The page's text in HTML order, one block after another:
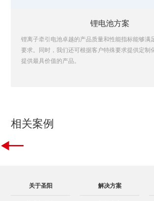
锂电池方案
锂离子牵引电池卓越的产品质量和性能指标能够满
要求。同时，我们还可根据客户特殊要求提供定制
提供最具价值的产品。
相关案例

关于圣阳 解决方案